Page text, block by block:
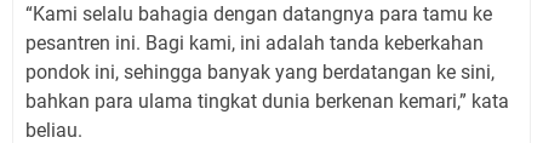
“Kami selalu bahagia dengan datangnya para tamu ke
pesantren ini. Bagi kami, ini adalah tanda keberkahan
pondok ini, sehingga banyak yang berdatangan ke sini,
bahkan para ulama tingkat dunia berkenan kemari,” kata
beliau.